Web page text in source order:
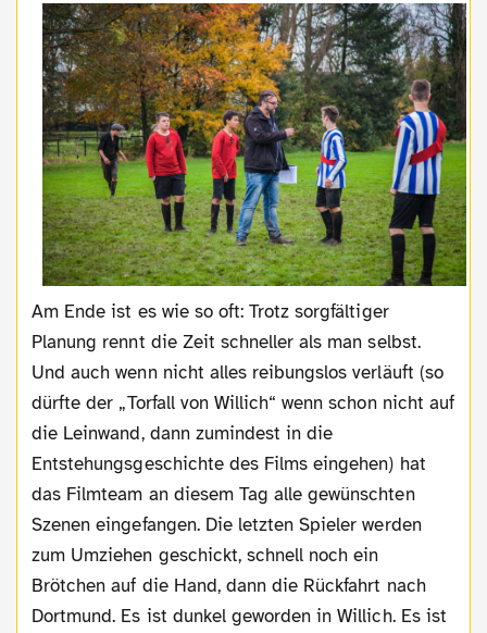
Am Ende ist es wie so oft: Trotz sorgfältiger
Planung rennt die Zeit schneller als man selbst.
Und auch wenn nicht alles reibungslos verläuft (so
dürfte der „Torfall von Willich“ wenn schon nicht auf
die Leinwand, dann zumindest in die
Entstehungsgeschichte des Films eingehen) hat
das Filmteam an diesem Tag alle gewünschten
Szenen eingefangen. Die letzten Spieler werden
zum Umziehen geschickt, schnell noch ein
Brötchen auf die Hand, dann die Rückfahrt nach
Dortmund. Es ist dunkel geworden in Willich. Es ist